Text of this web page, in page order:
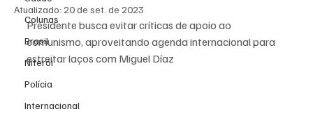
Colunas
Brasil
Niterói
Polícia
Internacional
Atualizado: 20 de set. de 2023
Presidente busca evitar críticas de apoio ao
comunismo, aproveitando agenda internacional para
estreitar laços com Miguel Díaz